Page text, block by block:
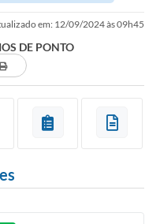
em: 12/09/2024 às 09h45
DE PONTO